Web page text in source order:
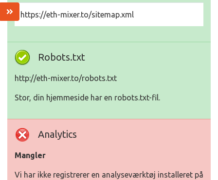
https://eth-mixer.to/sitemap.xml
Robots.txt
http://eth-mixer.to/robots.txt
Stor, din hjemmeside har en robots.txt-fil.
Analytics
Mangler
Vi har ikke registrerer en analyseværktøj installeret på